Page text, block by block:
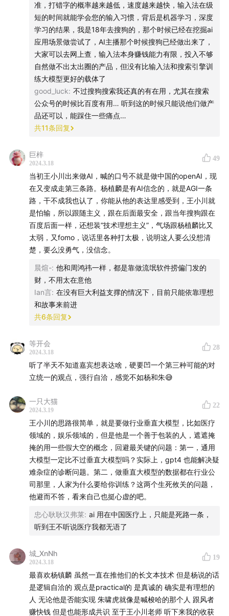
我的播客节目在腾讯新闻首发，大家可以前往关注哦，
这样可以第一时间获取节目信息和更多新闻资讯：）
02:00对《朱啸虎讲了一个中国现实主义AIGC故事》的
读后感
04:15
我代表中国AGI的第三种声音：“理想上慢一步，
落地上快三步”
07:52朱啸虎谈应用、应用，杨植麟谈技术、技术，我
要谈的是TPF（Technology-Problem Fit，技术与行业
现存问题相契合）
我认为AGI的应用是在造人，是一种类人的新物种
从2023年4月再创业百川智能的前因与思考（我想
对生命做建模）
我有洁癖，不想在淘宝买账号，要用自己的账号和
26:40怎么看朱啸虎说：“你说这些创业公司有啥优势，
有啥条件去做大模型？百川发布了给游戏的NPC，你有
啥数据去训练游戏的NPC。大厂有大把、大把数据。我
让一个公司去体验了一下，没看出任何区别。”
27:56
我想构建的三座模型大楼、三个世界（娱乐、医
疗、创造）
32:21我和朱啸虎在深创投活动上的见面聊天，他挺真
实的
35:13发完第一版模型后去了一趟美国，提升了语言体
38:56你怎么看之前外界总把你和王慧文（光年之外创
始人）放在一起比较？
过去一年多少次遇到过朱啸虎这样的投资人，他们
可能拍着你的肩说，不是我跟你的关系不好，但是我就
44:05要投入成本追赶GPT-4吗？医生是一个“顶天立地”
的场景
46:53百川智能的团队建设（240人+，为什么搜狗在浏
览器、搜索不是第一，在大模型能干到第一？）
47:49蔚来创始人兼CEO李斌四五年前就预言，苹果造
准，打错字的概率越来越低，速度越来越快，输入法在级
短的时间就能学会您的输入习惯，背后是机器学习，深度
学习的结果，我是18年去搜狗的，那个时候已经在挖掘ai
应用场景做尝试了，AI主播那个时候搜狗已经做出来了，
大家可以去网上查，输入法本身赚钱能力有限，投入不够
自然做不出太出圈的产品，但没有比输入法和搜索引擎训
练大模型更好的载体了
good_luck: 不过搜狗搜索我还真的有在用，尤其在搜索
公众号的时候比百度有用… 听到这的时候只能说他们做产
品还可以，能踩住一些痛点…
共11条回复
巨梓
2024.3.18
49
当初王小川出来做AI，喊的口号不就是做中国的openAI，现
在又变成走第三条路。杨植麟是有AI信念的，就是AGI一条
路，干不成我也认了，你能从他的表达里感受到，王小川就
是怕输，所以跟随主义，跟在后面最安全，跟当年搜狗跟在
百度后面一样，还想装“技术理想主义”，气场跟杨植麟比又
太弱，又fomo，说话里各种打太极，说明这人要么没想清
楚，要么没勇气，没信念。
晨煊-: 他和周鸿祎一样，都是靠做流氓软件捞偏门发的
财，不用太在意他
Ian言: 在没有巨大利益支撑的情况下，目前只能依靠理想
和故事来前进
共6条回复
等开会
2024.3.18
28
听了半天不知道嘉宾想表达啥，硬要凹一个第三种可能的对
立统一的观点，强行自洽，感觉不如杨和朱😅
一只大猫
2024.3.19
22
王小川的思路很简单，就是要做行业垂直大模型，比如医疗
领域的，娱乐领域的，但是他是一个善于包装的人，遮遮掩
掩的用一些假大空的概念，回避最关键的问题：第一，通用
大模型一定比不过垂直大模型吗？实际上，gpt4 也能解决疑
难杂症的诊断问题。第二，做垂直大模型的数据都在行业公
司那里，人家为什么要给你训练？这两个生死攸关的问题，
他避而不答，看来自己也挺心虚的吧。
忠心耿耿汉弗莱: ai 用在中国医疗上，只能是死路一条，
听到王不听说医疗我都无语了
城_XnNh
2024.3.18
19
最喜欢杨镇麟 虽然一直在推他们的长文本技术 但是杨说的话
是逻辑自洽的 观点是practical的 是真诚的 确实是有理想的
人 无论他是否能实现 朱啸虎就像是喊梭哈的那个人 跟风者
赚快钱 但是也能形成共识 至于王小川老师 听下来我的收获